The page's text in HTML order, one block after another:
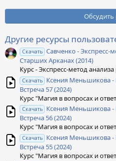
0
з
ё
з
д
Обсудить
Другие ресурсы
Скачать Савченко - Экспресс-
Старших Арканах (2014)
Курс - Экспресс-метод
Скачать Ксения Меньшикова -
Встреча 57 (2024)
Курс "Магия в вопросах и
Скачать Ксения Меньшикова -
Встреча 56 (2024)
Курс "Магия в вопросах и
Скачать Ксения Меньшикова -
Встреча 55 (2024)
Курс "Магия в вопросах и